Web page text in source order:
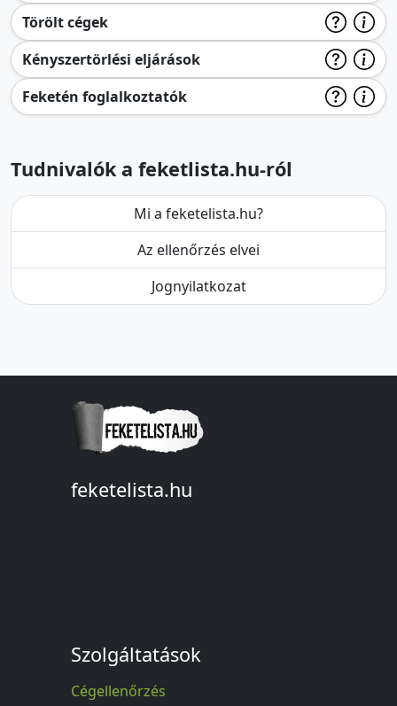
Törölt cégek
Kényszertörlési eljárások
Feketén foglalkoztatók
Tudnivalók a feketlista.hu-ról
Mi a feketelista.hu?
Az ellenőrzés elvei
Jognyilatkozat
feketelista.hu
Szolgáltatások
Cégellenőrzés